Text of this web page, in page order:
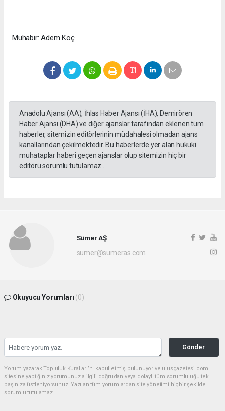
Muhabir: Adem Koç
Anadolu Ajansı (AA), İhlas Haber Ajansı (İHA), Demirören
Haber Ajansı (DHA) ve diğer ajanslar tarafından eklenen tüm
haberler, sitemizin editörlerinin müdahalesi olmadan ajans
kanallarından çekilmektedir. Bu haberlerde yer alan hukuki
muhataplar haberi geçen ajanslar olup sitemizin hiç bir
editörü sorumlu tutulamaz...
Sümer AŞ
sumer@sumeras.com
Okuyucu Yorumları (0)
Gönder
Yorum yazarak Topluluk Kuralları’nı kabul etmiş bulunuyor ve ulusgazetesi.com
sitesine yaptığınız yorumunuzla ilgili doğrudan veya dolaylı tüm sorumluluğu tek
başınıza üstleniyorsunuz. Yazılan tüm yorumlardan site yönetimi hiçbir şekilde
sorumlu tutulamaz.